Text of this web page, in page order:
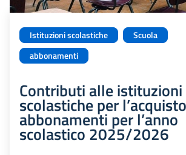
Istituzioni scolastiche
Scuola
abbonamenti
Contributi alle istituzioni
scolastiche per
abbonamenti per l’anno
scolastico 2025/2026